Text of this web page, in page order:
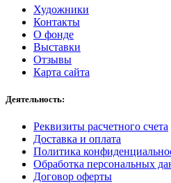
Художники
Контакты
О фонде
Выставки
Отзывы
Карта сайта
Деятельность:
Реквизиты расчетного счета
Доставка и оплата
Политика
Обработка персональных
Договор оферты